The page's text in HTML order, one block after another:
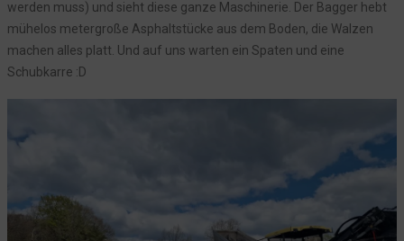
werden muss) und sieht diese ganze Maschinerie. Der Bagger hebt
mühelos metergroße Asphaltstücke aus dem Boden, die Walzen
machen alles platt. Und auf uns warten ein Spaten und eine
Schubkarre :D